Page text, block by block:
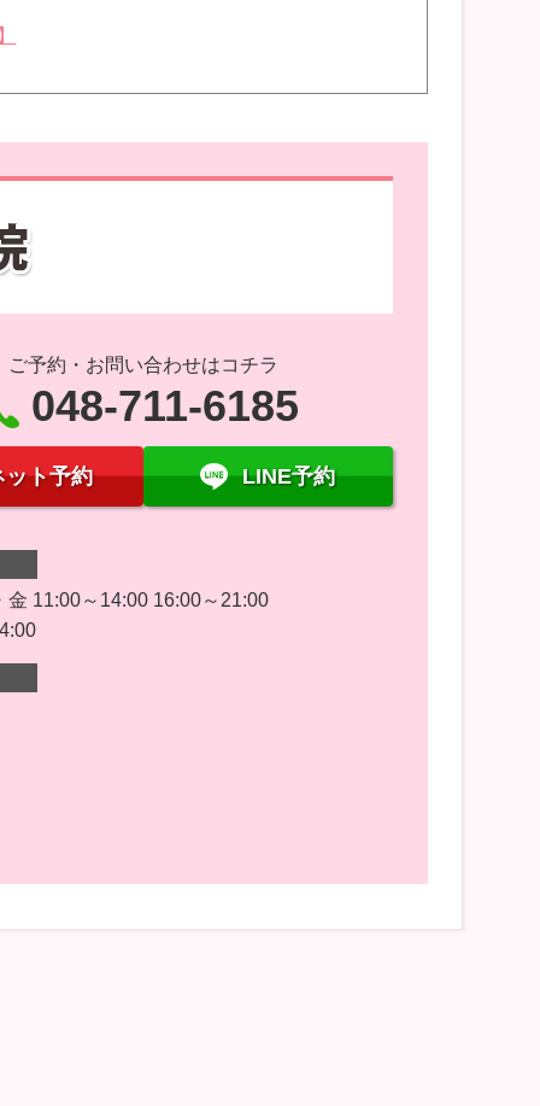
ご予約・お問い合わせはコチラ
048-711-6185
ット予約 LINE予約
金 11:00～14:00 16:00～21:00